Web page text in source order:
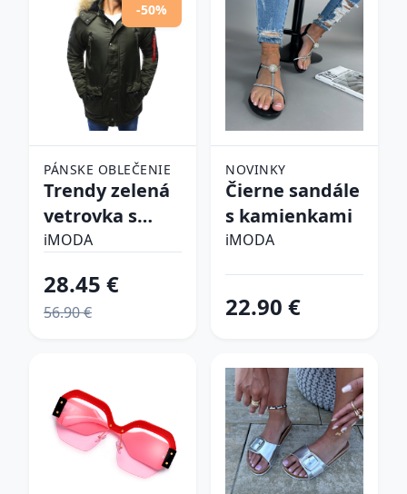
-50%
PÁNSKE OBLEČENIE
Trendy zelená
vetrovka s
kapucňou
iMODA
28.45 €
56.90 €
NOVINKY
Čierne sandále
s kamienkami
iMODA
22.90 €